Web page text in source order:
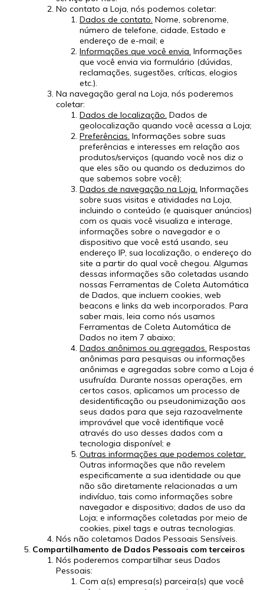
No contato a Loja, nós podemos coletar:
Dados de contato. Nome, sobrenome,
número de telefone, cidade, Estado e
endereço de e-mail; e
Informações que você envia. Informações
que você envia via formulário (dúvidas,
reclamações, sugestões, críticas, elogios
etc.).
Na navegação geral na Loja, nós poderemos
coletar:
Dados de localização. Dados de
geolocalização quando você acessa a Loja;
Preferências. Informações sobre suas
preferências e interesses em relação aos
produtos/serviços (quando você nos diz o
que eles são ou quando os deduzimos do
que sabemos sobre você);
Dados de navegação na Loja. Informações
sobre suas visitas e atividades na Loja,
incluindo o conteúdo (e quaisquer anúncios)
com os quais você visualiza e interage,
informações sobre o navegador e o
dispositivo que você está usando, seu
endereço IP, sua localização, o endereço do
site a partir do qual você chegou. Algumas
dessas informações são coletadas usando
nossas Ferramentas de Coleta Automática
de Dados, que incluem cookies, web
beacons e links da web incorporados. Para
saber mais, leia como nós usamos
Ferramentas de Coleta Automática de
Dados no item 7 abaixo;
Dados anônimos ou agregados. Respostas
anônimas para pesquisas ou informações
anônimas e agregadas sobre como a Loja é
usufruída. Durante nossas operações, em
certos casos, aplicamos um processo de
desidentificação ou pseudonimização aos
seus dados para que seja razoavelmente
improvável que você identifique você
através do uso desses dados com a
tecnologia disponível; e
Outras informações que podemos coletar.
Outras informações que não revelem
especificamente a sua identidade ou que
não são diretamente relacionadas a um
indivíduo, tais como informações sobre
navegador e dispositivo; dados de uso da
Loja; e informações coletadas por meio de
cookies, pixel tags e outras tecnologias.
Nós não coletamos Dados Pessoais Sensíveis.
Compartilhamento de Dados Pessoais com terceiros
Nós poderemos compartilhar seus Dados
Pessoais:
Com a(s) empresa(s) parceira(s) que você